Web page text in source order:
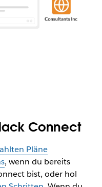
Connect
Pläne
, wenn du bereits
bist, oder hol